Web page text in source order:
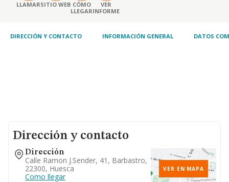
LLAMARSITIO WEB CÓMO
LLEGAR
VER
INFORME
DIRECCIÓN Y CONTACTO INFORMACIÓN GENERAL DATOS
Dirección y contacto
Dirección
Calle Ramon J.sender, 41, Barbastro,
22300, Huesca
Como llegar
VER EN MAPA